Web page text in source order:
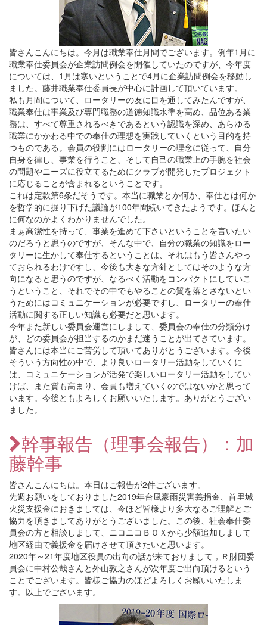
皆さんこんにちは。今月は職業奉仕月間でございます。例年1月に
職業奉仕委員会が企業訪問例会を開催していたのですが、今年度
については、1月は寒いということで4月に企業訪問例会を移動し
ました。藤井職業奉仕委員長が中心に計画して頂いています。
私も月間について、ロータリーの友に目を通してみたんですが、
職業奉仕は事業及び専門職務の道徳知識水準を高め、品位ある業
務は、すべて尊重されるべきであるという認識を深め、あらゆる
職業にかかわる中での奉仕の理想を実践していくという目的を持
つものである。会員の役割にはロータリーの理念に従って、自分
自身を律し、事業を行うこと、そして自己の職業上の手腕を社会
の問題やニーズに役立てるためにクラブが開発したプロジェクト
に応じることが含まれるということです。
これは定款第6条だそうです。本当に職業とか何か、奉仕とは何か
を哲学的に掘り下げた議論が100年間続いてきたようです。ほんと
に何なのかよくわかりませんでした。
まぁ高潔性を持って、事業を進めて下さいということを言いたい
のだろうと思うのですが、そんな中で、自分の職業の知識をロー
タリーに生かして奉仕するということは、それはもう皆さんやっ
ておられるわけですし、今後も大きな方針としてはそのような方
向になると思うのですが、なるべく活動をコンパクトにしていこ
うということ、それでその中でもやることの質を落とさないとい
うためにはコミュニケーションが必要ですし、ロータリーの奉仕
活動に関する正しい知識も必要だと思います。
今年また新しい委員会運営にしまして、委員会の奉仕の分類分け
が、どの委員会が担当するのかまだ迷うことが出てきています。
皆さんには本当にご苦労して頂いてありがとうございます。今後
そういう方向性の中で、より良いロータリー活動をしていくに
は、コミュニケーションが活発で楽しいロータリー活動をしてい
けば、また質も高まり、会員も増えていくのではないかと思って
います。今後ともよろしくお願いいたします。ありがとうござい
ました。
幹事報告（理事会報告）：加
藤幹事
皆さんこんにちは。本日はご報告が2件ございます。
先週お願いをしておりました2019年台風豪雨災害義捐金、首里城
火災支援金におきましては、今ほど皆様より多大なるご理解とご
協力を頂きましてありがとうございました。この後、社会奉仕委
員会の方と相談しまして、ニコニコＢＯＸから少額追加しまして
地区経由で義援金を届けさせて頂きたいと思います。
2020年～21年度地区役員の出向の話が来ておりまして，Ｒ財団委
員会に中村公哉さんと外山敦之さんが次年度ご出向頂けるという
ことでございます。皆様ご協力のほどよろしくお願いいたしま
す。以上でございます。